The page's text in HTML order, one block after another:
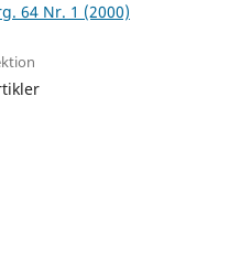
64 Nr. 1 (2000)